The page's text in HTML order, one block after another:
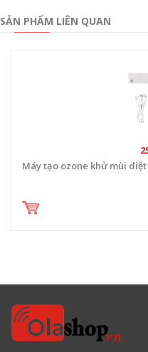
SẢN PHẨM LIÊN QUAN
Máy tạo ozone khử mùi